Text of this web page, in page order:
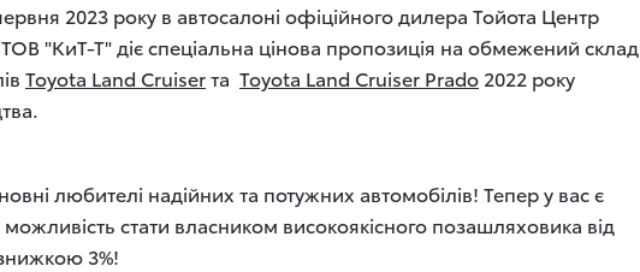
2023 року в автосалоні офіційного дилера Тойота Центр
"КиТ-Т" діє спеціальна цінова пропозиція на обмежений склад
Toyota Land Cruiserта Toyota Land Cruiser Prado 2022 року
любителі надійних та потужних автомобілів! Тепер у вас є
можливість стати власником високоякісного позашляховика від
3%!